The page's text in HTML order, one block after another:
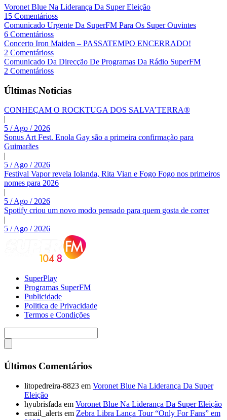
Voronet Blue Na Liderança Da Super Eleição
15 Comentárioss
Comunicado Urgente Da SuperFM Para Os Super Ouvintes
6 Comentárioss
Concerto Iron Maiden – PASSATEMPO ENCERRADO!
2 Comentárioss
Comunicado Da Direcção De Programas Da Rádio SuperFM
2 Comentárioss
Últimas Noticias
CONHEÇAM O ROCKTUGA DOS SALVA’TERRA®
|
5 / Ago / 2026
Sonus Art Fest. Enola Gay são a primeira confirmação para
Guimarães
|
5 / Ago / 2026
Festival Vapor revela Iolanda, Rita Vian e Fogo Fogo nos primeiros
nomes para 2026
|
5 / Ago / 2026
Spotify criou um novo modo pensado para quem gosta de correr
|
5 / Ago / 2026
SuperPlay
Programas SuperFM
Publicidade
Politica de Privacidade
Termos e Condições
Últimos Comentários
litopedreira-8823 em Voronet Blue Na Liderança Da Super
Eleição
hyubrisfada em Voronet Blue Na Liderança Da Super Eleição
email_alerts em Zebra Libra Lança Tour “Only For Fans” em